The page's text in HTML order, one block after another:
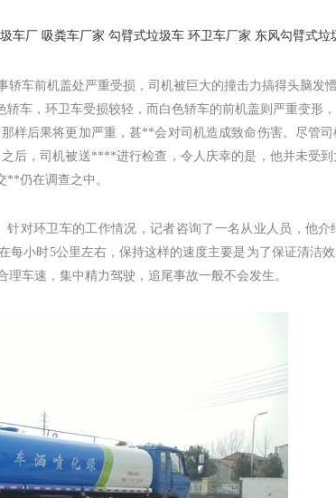
车厂 吸粪车厂家 勾臂式垃圾车 环卫车厂家 东风勾臂式垃
车前机盖处严重受损，司机被巨大的撞击力搞得头脑发
车，环卫车受损较轻，而白色轿车的前机盖则严重变形
样后果将更加严重，甚**会对司机造成致命伤害。尽管
后，司机被送****进行检查，令人庆幸的是，他并未受
仍在调查之中。
环卫车的工作情况，记者咨询了一名从业人员，他介
小时5公里左右，保持这样的速度主要是为了保证清洁
车速，集中精力驾驶，追尾事故一般不会发生。